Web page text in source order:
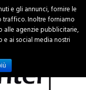
e gli annunci, fornire le
traffico. Inoltre forniamo
alle agenzie pubblicitarie,
ai social media nostri